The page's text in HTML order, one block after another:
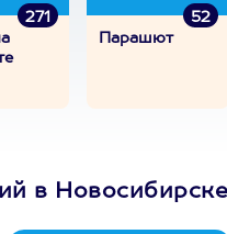
271
52
Парашют
в Новосибирске